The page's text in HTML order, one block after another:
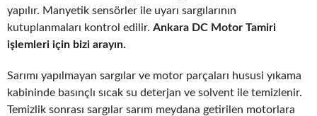
yapılır. Manyetik sensörler ile uyarı sargılarının
kutuplanmaları kontrol edilir. Ankara DC Motor Tamiri
işlemleri için bizi arayın.
Sarımı yapılmayan sargılar ve motor parçaları hususi yıkama
kabininde basınçlı sıcak su deterjan ve solvent ile temizlenir.
Temizlik sonrası sargılar sarım meydana getirilen motorlara